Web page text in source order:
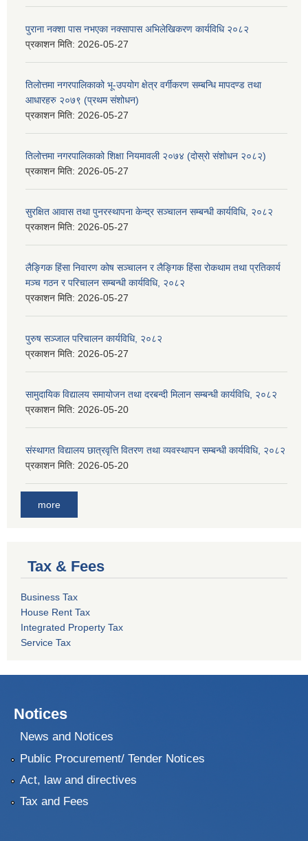
पुराना नक्शा पास नभएका नक्सापास अभिलेखिकरण कार्यविधि २०८२
प्रकाशन मिति: 2026-05-27
तिलोत्तमा नगरपालिकाको भू-उपयोग क्षेत्र वर्गीकरण सम्बन्धि मापदण्ड तथा
आधारहरु २०७९ (प्रथम संशोधन)
प्रकाशन मिति: 2026-05-27
तिलोत्तमा नगरपालिकाको शिक्षा नियमावली २०७४ (दोस्रो संशोधन २०८२)
प्रकाशन मिति: 2026-05-27
सुरक्षित आवास तथा पुनरस्थापना केन्द्र सञ्चालन सम्बन्धी कार्यविधि, २०८२
प्रकाशन मिति: 2026-05-27
लैङ्गिक हिंसा निवारण कोष सञ्चालन र लैङ्गिक हिंसा रोकथाम तथा प्रतिकार्य
मञ्च गठन र परिचालन सम्बन्धी कार्यविधि, २०८२
प्रकाशन मिति: 2026-05-27
पुरुष सञ्जाल परिचालन कार्यविधि, २०८२
प्रकाशन मिति: 2026-05-27
सामुदायिक विद्यालय समायोजन तथा दरबन्दी मिलान सम्बन्धी कार्यविधि, २०८२
प्रकाशन मिति: 2026-05-20
संस्थागत विद्यालय छात्रवृत्ति वितरण तथा व्यवस्थापन सम्बन्धी कार्यविधि, २०८२
प्रकाशन मिति: 2026-05-20
more
Tax & Fees
Business Tax
House Rent Tax
Integrated Property Tax
Service Tax
Notices
News and Notices
Public Procurement/ Tender Notices
Act, law and directives
Tax and Fees